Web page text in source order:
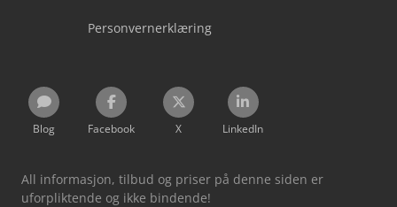
Personvernerklæring
Blog Facebook X LinkedIn
All informasjon, tilbud og priser på denne siden er
uforpliktende og ikke bindende!